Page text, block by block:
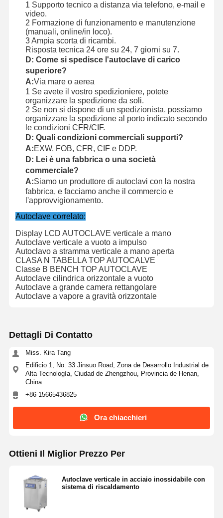
1 Supporto tecnico a distanza via telefono, e-mail e
video.
2 Formazione di funzionamento e manutenzione
(manuali, online/in loco).
3 Ampia scorta di ricambi.
Risposta tecnica 24 ore su 24, 7 giorni su 7.
D: Come si spedisce l'autoclave di carico
superiore?
A:Via mare o aerea
1 Se avete il vostro spedizioniere, potete
organizzare la spedizione da soli.
2 Se non si dispone di un spedizionista, possiamo
organizzare la spedizione al porto indicato secondo
le condizioni CFR/CIF.
D: Quali condizioni commerciali supporti?
A:EXW, FOB, CFR, CIF e DDP.
D: Lei è una fabbrica o una società
commerciale?
A:Siamo un produttore di autoclavi con la nostra
fabbrica, e facciamo anche il commercio e
l'approvvigionamento.
Autoclave correlato:
Display LCD AUTOCLAVE verticale a mano
Autoclave verticale a vuoto a impulso
Autoclavo a stramma verticale a mano aperta
CLASA N TABELLA TOP AUTOCALVE
Classe B BENCH TOP AUTOCLAVE
Autoclave cilindrica orizzontale a vuoto
Autoclave a grande camera rettangolare
Autoclave a vapore a gravità orizzontale
Dettagli Di Contatto
Miss. Kira Tang
Edificio 1, No. 33 Jinsuo Road, Zona de Desarrollo Industrial de
Alta Tecnología, Ciudad de Zhengzhou, Provincia de Henan,
China
+86 15665436825
Ora chiacchieri
Ottieni Il Miglior Prezzo Per
Autoclave verticale in acciaio inossidabile con
sistema di riscaldamento